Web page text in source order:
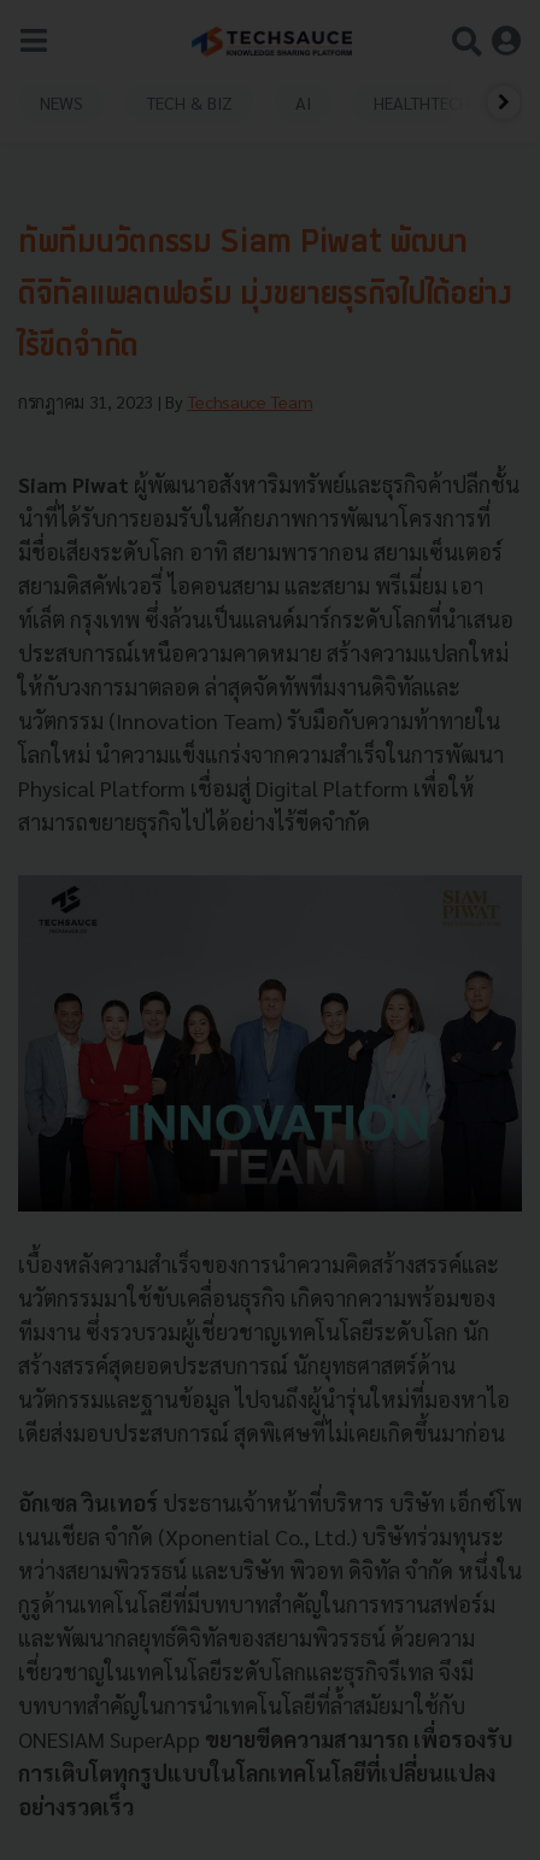
NEWS TECH & BIZ AI HEALTHTECH
ทัพทีมนวัตกรรม Siam Piwat พัฒนา
ดิจิทัลแพลตฟอร์ม มุ่งขยายธุรกิจไปได้อย่าง
ไร้ขีดจำกัด
กรกฎาคม 31, 2023 | By Techsauce Team
Siam Piwat ผู้พัฒนาอสังหาริมทรัพย์และธุรกิจค้าปลีกชั้น
นำที่ได้รับการยอมรับในศักยภาพการพัฒนาโครงการที่
มีชื่อเสียงระดับโลก อาทิ สยามพารากอน สยามเซ็นเตอร์
สยามดิสคัฟเวอรี่ ไอคอนสยาม และสยาม พรีเมี่ยม เอา
ท์เล็ต กรุงเทพ ซึ่งล้วนเป็นแลนด์มาร์กระดับโลกที่นำเสนอ
ประสบการณ์เหนือความคาดหมาย สร้างความแปลกใหม่
ให้กับวงการมาตลอด ล่าสุดจัดทัพทีมงานดิจิทัลและ
นวัตกรรม (Innovation Team) รับมือกับความท้าทายใน
โลกใหม่ นำความแข็งแกร่งจากความสำเร็จในการพัฒนา
Physical Platform เชื่อมสู่ Digital Platform เพื่อให้
สามารถขยายธุรกิจไปได้อย่างไร้ขีดจำกัด
เบื้องหลังความสำเร็จของการนำความคิดสร้างสรรค์และ
นวัตกรรมมาใช้ขับเคลื่อนธุรกิจ เกิดจากความพร้อมของ
ทีมงาน ซึ่งรวบรวมผู้เชี่ยวชาญเทคโนโลยีระดับโลก นัก
สร้างสรรค์สุดยอดประสบการณ์ นักยุทธศาสตร์ด้าน
นวัตกรรมและฐานข้อมูล ไปจนถึงผู้นำรุ่นใหม่ที่มองหาไอ
เดียส่งมอบประสบการณ์ สุดพิเศษที่ไม่เคยเกิดขึ้นมาก่อน
อักเซล วินเทอร์ ประธานเจ้าหน้าที่บริหาร บริษัท เอ็กซ์โพ
เนนเชียล จำกัด (Xponential Co., Ltd.) บริษัทร่วมทุนระ
หว่างสยามพิวรรธน์ และบริษัท พิวอท ดิจิทัล จำกัด หนึ่งใน
กูรูด้านเทคโนโลยีที่มีบทบาทสำคัญในการทรานสฟอร์ม
และพัฒนากลยุทธ์ดิจิทัลของสยามพิวรรธน์ ด้วยความ
เชี่ยวชาญในเทคโนโลยีระดับโลกและธุรกิจรีเทล จึงมี
บทบาทสำคัญในการนำเทคโนโลยีที่ล้ำสมัยมาใช้กับ
ONESIAM SuperApp ขยายขีดความสามารถ เพื่อรองรับ
การเติบโตทุกรูปแบบในโลกเทคโนโลยีที่เปลี่ยนแปลง
อย่างรวดเร็ว